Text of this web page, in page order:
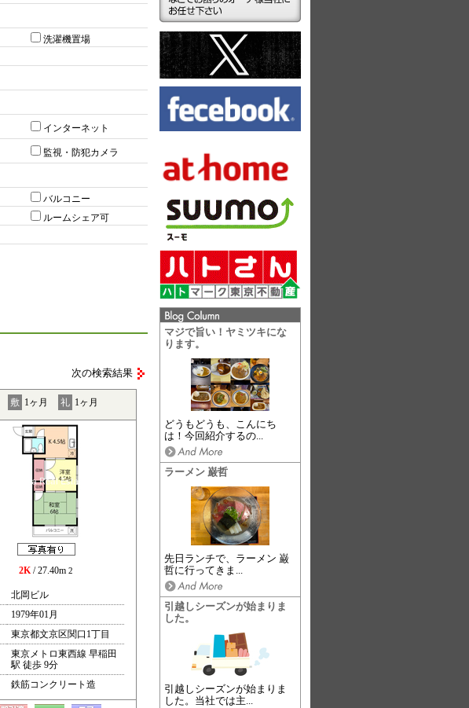
マジで旨い！ヤミツキにな
ります。
どうもどうも、こんにち
は！今回紹介するの...
ラーメン 巌哲
先日ランチで、ラーメン 巌
哲に行ってきま...
引越しシーズンが始まりま
した。
引越しシーズンが始まりま
した。当社では主...
洗濯機置場
インターネット
監視・防犯カメラ
バルコニー
ルームシェア可
次の検索結果
敷 1ヶ月 礼 1ヶ月
2K/ 27.40m 2
北岡ビル
1979年01月
東京都文京区関口1丁目
東京メトロ東西線 早稲田
駅 徒歩 9分
鉄筋コンクリート造